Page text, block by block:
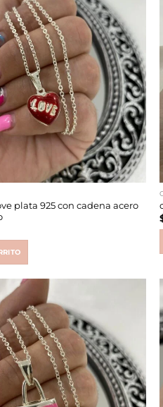
plata 925 con cadena acero
7.700.